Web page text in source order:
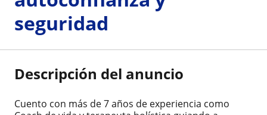
seguridad
Descripción del anuncio
Cuento con más de 7 años de experiencia como